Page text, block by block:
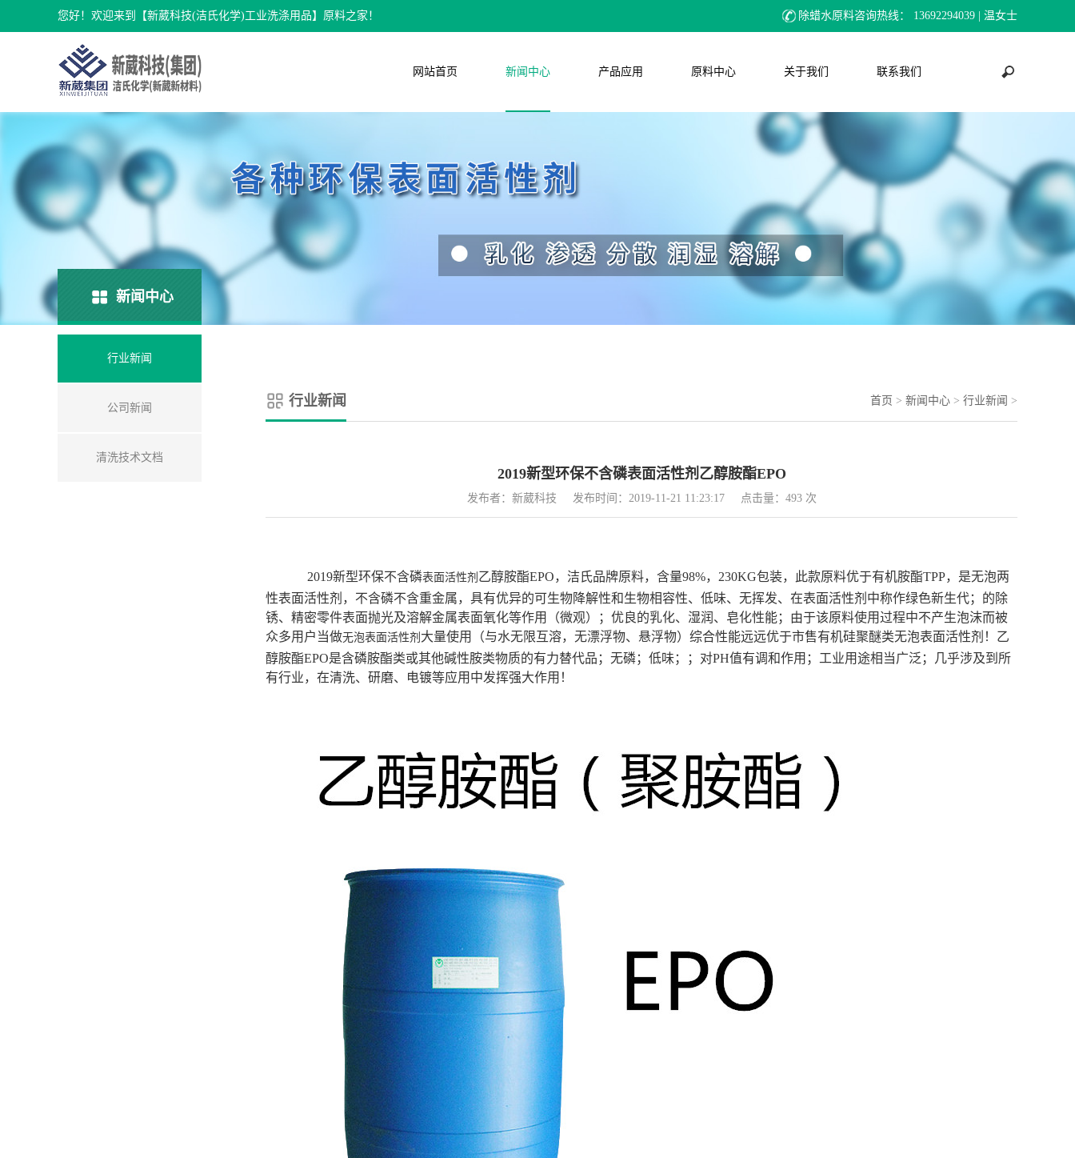
您好！欢迎来到【新葳科技(洁氏化学)工业洗涤用品】原料之家！ 除蜡水原料咨询热线： 13692294039 | 温女士
网站首页 新闻中心 产品应用 原料中心 关于我们 联系我们
新闻中心
行业新闻
公司新闻
清洗技术文档
行业新闻 首页 > 新闻中心 > 行业新闻 >
2019新型环保不含磷表面活性剂乙醇胺酯EPO
发布者：新葳科技 发布时间：2019-11-21 11:23:17 点击量：493 次
2019新型环保不含磷表面活性剂 乙醇胺酯EPO，洁氏品牌原料，含量98%，230KG包装，此款原料优于有机胺酯TPP，是无泡两
性表面活性剂，不含磷不含重金属，具有优异的可生物降解性和生物相容性、低味、无挥发、在表面活性剂中称作绿色新生代；的除
锈、精密零件表面抛光及溶解金属表面氧化等作用（微观）；优良的乳化、湿润、皂化性能；由于该原料使用过程中不产生泡沫而被
众多用户当做无泡表面活性剂 大量使用（与水无限互溶，无漂浮物、悬浮物）综合性能远远优于市售有机硅聚醚类无泡表面活性剂！乙
醇胺酯EPO是含磷胺酯类或其他碱性胺类物质的有力替代品；无磷；低味；；对PH值有调和作用；工业用途相当广泛；几乎涉及到所
有行业，在清洗、研磨、电镀等应用中发挥强大作用！